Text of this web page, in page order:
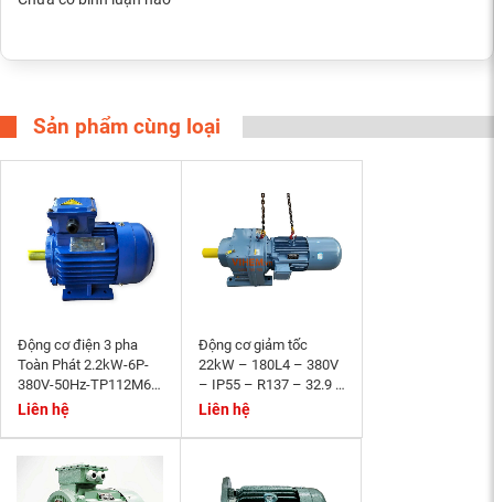
Sản phẩm cùng loại
Động cơ điện 3 pha
Toàn Phát 2.2kW-6P-
380V-50Hz-TP112M6-
B3- tốc độ 940~1000
Liên hệ
Động cơ giảm tốc
22kW – 180L4 – 380V
– IP55 – R137 – 32.9 –
Momen phanh 200Nm
Liên hệ